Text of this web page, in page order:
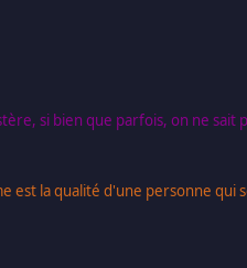
si bien que parfois, on ne sait
est la qualité d'une personne